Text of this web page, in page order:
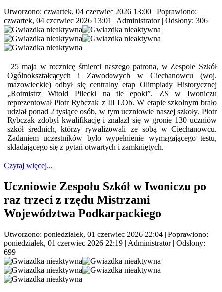
Utworzono: czwartek, 04 czerwiec 2026 13:00 | Poprawiono:
czwartek, 04 czerwiec 2026 13:01 | Administrator| Odsłony: 306
25 maja w rocznicę śmierci naszego patrona, w Zespole Szkół
Ogólnokształcących i Zawodowych w Ciechanowcu (woj.
mazowieckie) odbył się centralny etap Olimpiady Historycznej
„Rotmistrz Witold Pilecki na tle epoki”. ZS w Iwoniczu
reprezentował Piotr Rybczak z III LOb. W etapie szkolnym brało
udział ponad 2 tysiące osób, w tym uczniowie naszej szkoły. Piotr
Rybczak zdobył kwalifikację i znalazł się w gronie 130 uczniów
szkół średnich, którzy rywalizowali ze sobą w Ciechanowcu.
Zadaniem uczestników było wypełnienie wymagającego testu,
składającego się z pytań otwartych i zamkniętych.
Czytaj więcej...
Uczniowie Zespołu Szkół w Iwoniczu po
raz trzeci z rzędu Mistrzami
Województwa Podkarpackiego
Utworzono: poniedziałek, 01 czerwiec 2026 22:04 | Poprawiono:
poniedziałek, 01 czerwiec 2026 22:19 | Administrator| Odsłony:
699